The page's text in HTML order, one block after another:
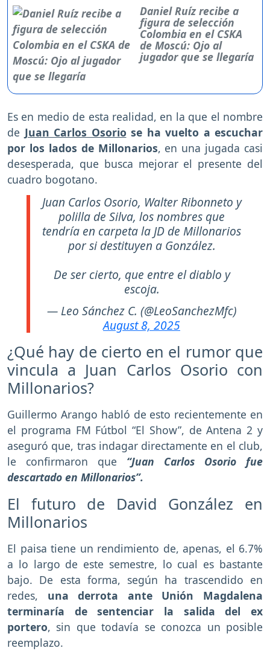
Daniel Ruíz recibe a
figura de selección
Colombia en el CSKA
de Moscú: Ojo al
jugador que se llegaría
Es en medio de esta realidad, en la que el nombre
de Juan Carlos Osorio se ha vuelto a escuchar
por los lados de Millonarios, en una jugada casi
desesperada, que busca mejorar el presente del
cuadro bogotano.
Juan Carlos Osorio, Walter Ribonneto y
polilla de Silva, los nombres que
tendría en carpeta la JD de Millonarios
por si destituyen a González.
De ser cierto, que entre el diablo y
escoja.
— Leo Sánchez C. (@LeoSanchezMfc)
August 8, 2025
¿Qué hay de cierto en el rumor que
vincula a Juan Carlos Osorio con
Millonarios?
Guillermo Arango habló de esto recientemente en
el programa FM Fútbol “El Show”, de Antena 2 y
aseguró que, tras indagar directamente en el club,
le confirmaron que “Juan Carlos Osorio fue
descartado en Millonarios”.
El futuro de David González en
Millonarios
El paisa tiene un rendimiento de, apenas, el 6.7%
a lo largo de este semestre, lo cual es bastante
bajo. De esta forma, según ha trascendido en
redes, una derrota ante Unión Magdalena
terminaría de sentenciar la salida del ex
portero, sin que todavía se conozca un posible
reemplazo.